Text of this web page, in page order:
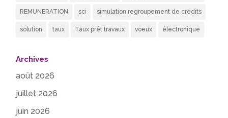
REMUNERATION sci simulation regroupement de crédits
solution taux Taux prêt travaux voeux électronique
Archives
août 2026
juillet 2026
juin 2026